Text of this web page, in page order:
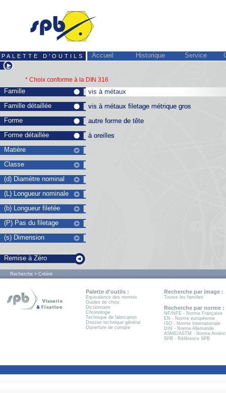
PALETTE D'OUTILS Accueil Historique Service
* Choix conforme à la DIN 316
Famille
Famille détaillée
Forme
Forme détaillée
Matière
Classe
(d) Diamètre nominal
(L) Longueur nominale
(b) Longueur filetée
(P) Pas du filetage
(s) Dimension
Remise à Zéro
vis à métaux
vis à métaux filetage métrique gros
autre forme de tête
à oreilles
vis à métaux
vis à métaux filetage métrique gros
autre forme de tête
à oreilles
Recherche > Critère
Palette d'outils :
Equivalence des normes
Guides de choix
Dictionnaire
Chronologie
Technique de fabrication
Dossier technique général
Ouverture de compte
Recherche par image :
Toutes les familles
Recherche par norme :
NF/NFE - Norme Française
EN - Norme européenne
ISO - Norme Internationale
DIN - Norme Allemande
ASME/ASTM - Norme
SPB - Référence SPB